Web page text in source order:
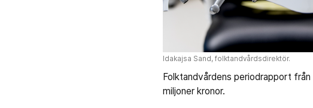
Idakajsa Sand, folktandvårdsdirektör.
Folktand­vårdens periodrapport
miljoner kronor.